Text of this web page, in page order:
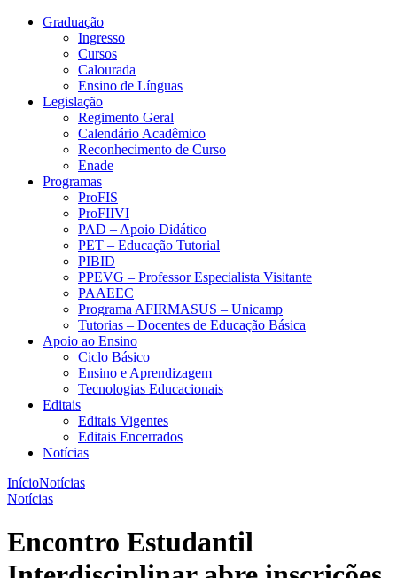
Graduação
Ingresso
Cursos
Calourada
Ensino de Línguas
Legislação
Regimento Geral
Calendário Acadêmico
Reconhecimento de Curso
Enade
Programas
ProFIS
ProFIIVI
PAD – Apoio Didático
PET – Educação Tutorial
PIBID
PPEVG – Professor Especialista Visitante
PAAEEC
Programa AFIRMASUS – Unicamp
Tutorias – Docentes de Educação Básica
Apoio ao Ensino
Ciclo Básico
Ensino e Aprendizagem
Tecnologias Educacionais
Editais
Editais Vigentes
Editais Encerrados
Notícias
InícioNotícias
Notícias
Encontro Estudantil